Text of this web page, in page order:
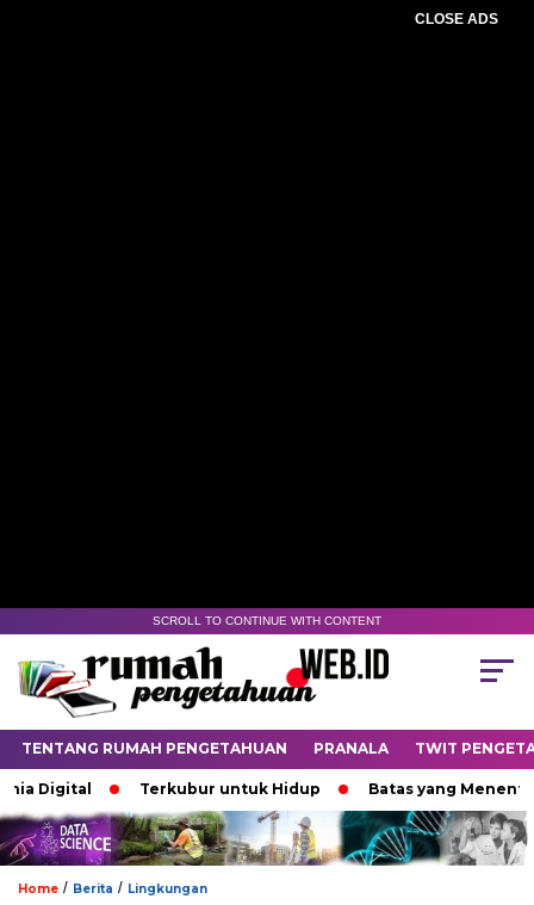
CLOSE ADS
SCROLL TO CONTINUE WITH CONTENT
TENTANG RUMAH PENGETAHUAN PRANALA TWIT
Terkubur untuk Hidup Batas yang Menentukan
Home / Berita / Lingkungan